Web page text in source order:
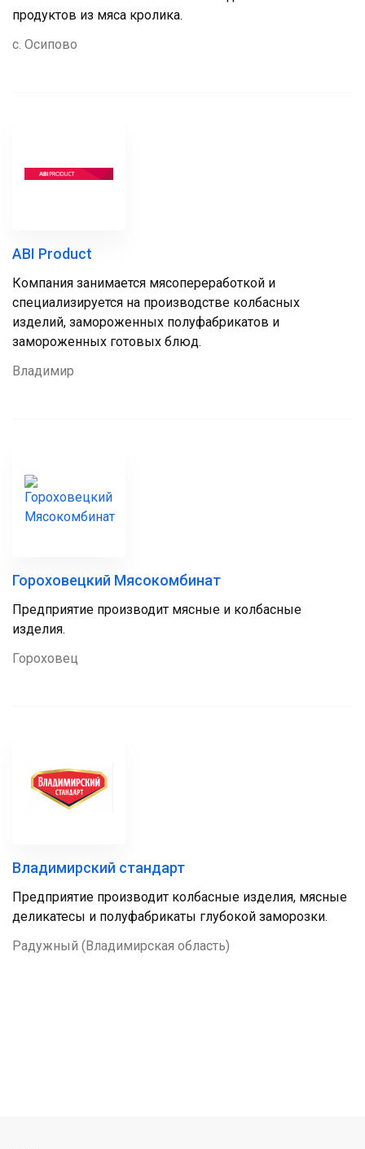
продуктов из мяса кролика.
с. Осипово
ABI Product
Компания занимается мясопереработкой и
специализируется на производстве колбасных
изделий, замороженных полуфабрикатов и
замороженных готовых блюд.
Владимир
Гороховецкий Мясокомбинат
Предприятие производит мясные и колбасные
изделия.
Гороховец
Владимирский стандарт
Предприятие производит колбасные изделия, мясные
деликатесы и полуфабрикаты глубокой заморозки.
Радужный (Владимирская область)